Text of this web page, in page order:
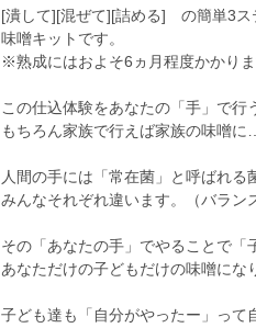
[潰して][混ぜて][詰める] の簡単3ス
味噌キットです。
※熟成にはおよそ6ヵ月程度かかりま
この仕込体験をあなたの「手」で行
もちろん家族で行えば家族の味噌に
人間の手には「常在菌」と呼ばれる
みんなそれぞれ違います。（バラン
その「あなたの手」でやることで「
あなただけの子どもだけの味噌にな
子ども達も「自分がやったー」って